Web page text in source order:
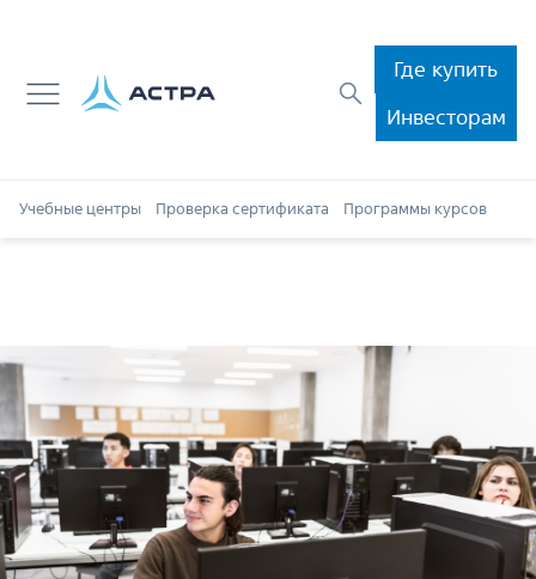
Где купить
Инвесторам
Учебные центры Проверка сертификата Программы курсов